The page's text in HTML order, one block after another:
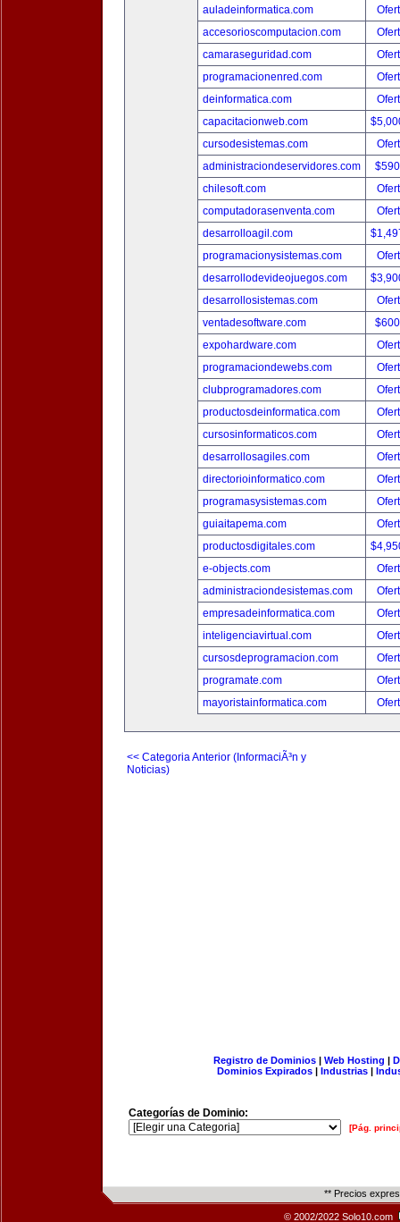
auladeinformatica.com
accesorioscomputacion.com
camaraseguridad.com
programacionenred.com
deinformatica.com
capacitacionweb.com
cursodesistemas.com
administraciondeservidores.com
chilesoft.com
computadorasenventa.com
desarrolloagil.com
programacionysistemas.com
desarrollodevideojuegos.com
desarrollosistemas.com
ventadesoftware.com
expohardware.com
programaciondewebs.com
clubprogramadores.com
productosdeinformatica.com
cursosinformaticos.com
desarrollosagiles.com
directorioinformatico.com
programasysistemas.com
guiaitapema.com
productosdigitales.com
e-objects.com
administraciondesistemas.com
empresadeinformatica.com
inteligenciavirtual.com
cursosdeprogramacion.com
programate.com
mayoristainformatica.com
<< Categoria Anterior (InformaciÃ³n y
Noticias)
Registro de Dominios| Web Hosting |
Dominios Expirados | Industrias |
Categorías de Dominio:
[Pág.
** Precios
© 2002/2022 Solo10.com